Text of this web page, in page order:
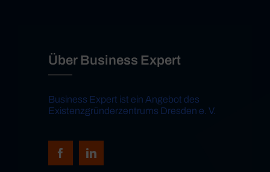
Über Business Expert
Business Expert ist ein Angebot des
Existenzgründerzentrums Dresden e. V.